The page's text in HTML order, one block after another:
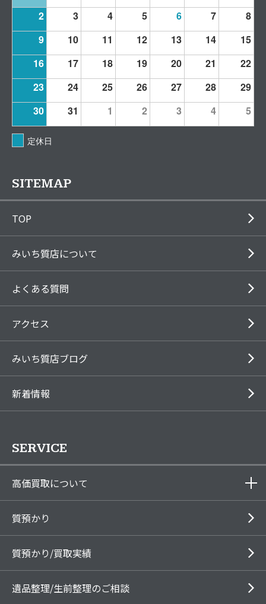
2
3 4 5 6 7
8
9
10 11 12 13 14
15
16
17 18 19 20 21
22
23
24 25 26 27 28
29
30
31 1 2 3 4 5
定休日
SITEMAP
TOP
みいち質店について
よくある質問
アクセス
みいち質店ブログ
新着情報
SERVICE
高価買取について
質預かり
質預かり/買取実績
遺品整理/生前整理のご相談